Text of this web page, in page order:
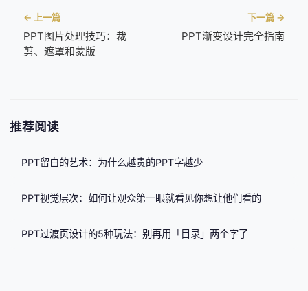
← 上一篇
PPT图片处理技巧：裁
剪、遮罩和蒙版
下一篇 →
PPT渐变设计完全指南
推荐阅读
PPT留白的艺术：为什么越贵的PPT字越少
PPT视觉层次：如何让观众第一眼就看见你想让他们看的
PPT过渡页设计的5种玩法：别再用「目录」两个字了